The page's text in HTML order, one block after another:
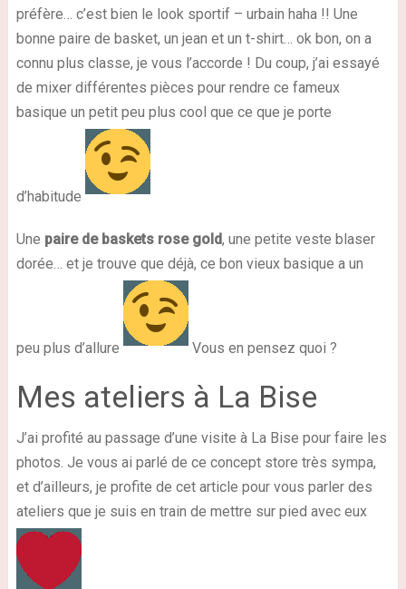
préfère… c’est bien le look sportif – urbain haha !! Une
bonne paire de basket, un jean et un t-shirt… ok bon, on a
connu plus classe, je vous l’accorde ! Du coup, j’ai essayé
de mixer différentes pièces pour rendre ce fameux
basique un petit peu plus cool que ce que je porte
d’habitude
Une paire de baskets rose gold, une petite veste blaser
dorée… et je trouve que déjà, ce bon vieux basique a un
peu plus d’allure Vous en pensez quoi ?
Mes ateliers à La Bise
J’ai profité au passage d’une visite à La Bise pour faire les
photos. Je vous ai parlé de ce concept store très sympa,
et d’ailleurs, je profite de cet article pour vous parler des
ateliers que je suis en train de mettre sur pied avec eux